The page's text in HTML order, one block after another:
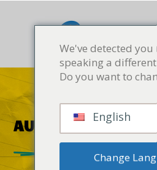
AUMENTA TUS
We've detected
speaking a
Do you want to
English
Change